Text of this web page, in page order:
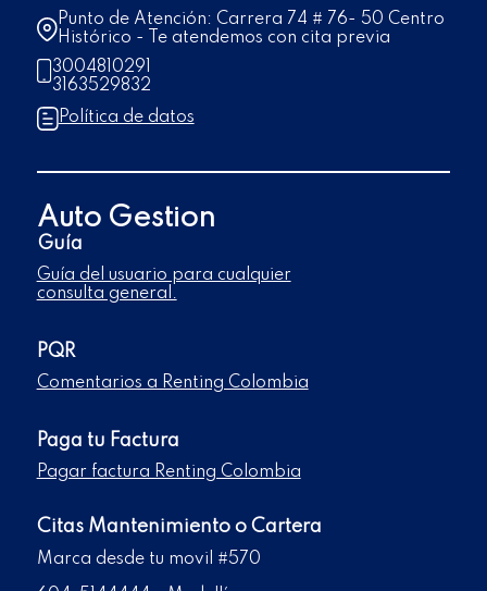
Punto de Atención: Carrera 74 # 76- 50 Centro
Histórico - Te atendemos con cita previa
3004810291
3163529832
Política de datos
Auto Gestion
Guía
Guía del usuario para cualquier
consulta general.
PQR
Comentarios a Renting Colombia
Paga tu Factura
Pagar factura Renting Colombia
Citas Mantenimiento o Cartera
Marca desde tu movil #570